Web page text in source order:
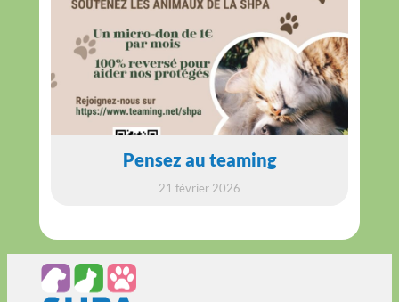
Pensez au teaming
21 février 2026